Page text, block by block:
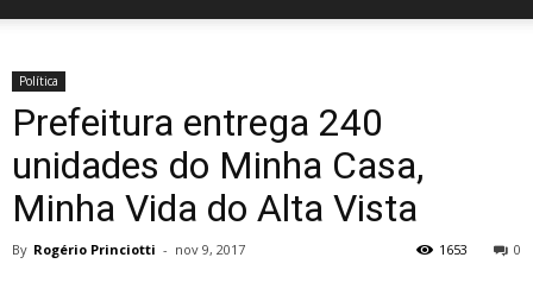
Política
Prefeitura entrega 240
unidades do Minha Casa,
Minha Vida do Alta Vista
By Rogério Princiotti - nov 9, 2017 0
1653